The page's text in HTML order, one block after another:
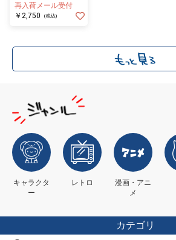
再入荷メール受付
￥2,750
(税込)
キャラクタ
ー
レトロ
漫画・アニ
メ
カテゴリ